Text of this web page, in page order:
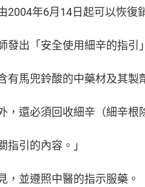
年6月14日起可以恢復
出「安全使用細辛的指引
馬兜鈴酸的中藥材及其製
還必須回收細辛（細辛根
引的內容。」
並遵照中醫的指示服藥。